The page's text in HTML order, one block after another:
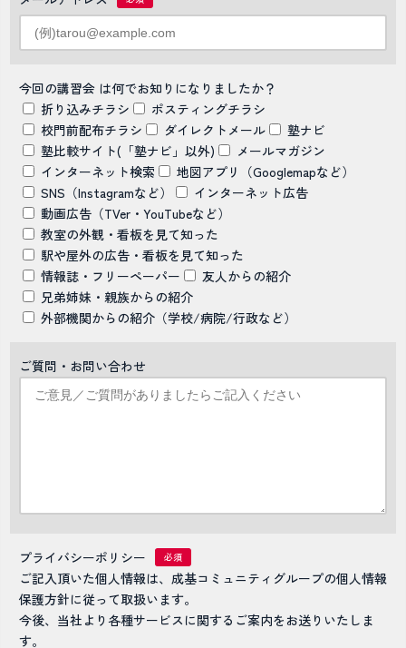
今回の講習会 は何でお知りになりましたか？
折り込みチラシ
ポスティングチラシ
校門前配布チラシ
ダイレクトメール
塾ナビ
塾比較サイト(「塾ナビ」以外)
メールマガジン
インターネット検索
地図アプリ（Googlemapなど）
SNS（Instagramなど）
インターネット広告
動画広告（TVer・YouTubeなど）
教室の外観・看板を見て知った
駅や屋外の広告・看板を見て知った
情報誌・フリーペーパー
友人からの紹介
兄弟姉妹・親族からの紹介
外部機関からの紹介（学校/病院/行政など）
ご質問・お問い合わせ
プライバシーポリシー
ご記入頂いた個人情報は、成基コミュニティグループの個人情報
保護方針に従って取扱います。
今後、当社より各種サービスに関するご案内をお送りいたしま
す。